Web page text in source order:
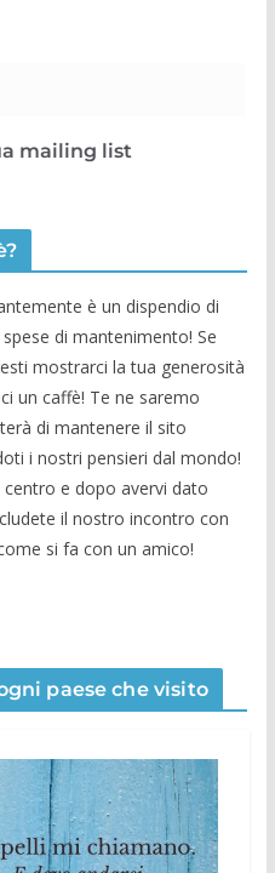
mailing list
è un dispendio di
di mantenimento! Se
mostrarci la tua generosità
un caffè! Te ne saremo
di mantenere il sito
i nostri pensieri dal mondo!
e dopo avervi dato
il nostro incontro con
si fa con un amico!
paese che visito